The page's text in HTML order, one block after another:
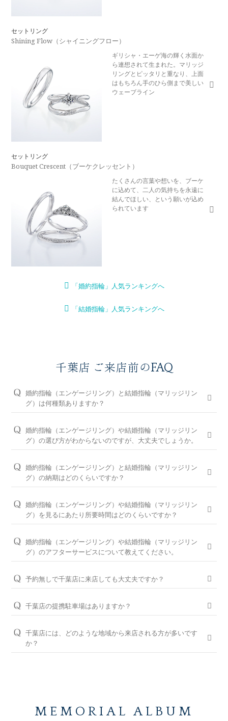
セットリング
Shining Flow（シャイニングフロー）
ギリシャ・エーゲ海の輝く水面か
ら連想されて生まれた。マリッジ
リングとピッタリと重なり、上面
はもちろん手のひら側まで美しい
ウェーブライン
セットリング
Bouquet Crescent（ブーケクレッセント）
たくさんの言葉や想いを、ブーケ
に込めて、二人の気持ちを永遠に
結んでほしい、という願いが込め
られています
「婚約指輪」人気ランキングへ
「結婚指輪」人気ランキングへ
千葉店 ご来店前のFAQ
婚約指輪（エンゲージリング）と結婚指輪（マリッジリン
グ）は何種類ありますか？
のデザインや、シンプルからゴージャスまで、豊富なラインナ
ップをご用意しております。オプションを組み合わせると数万
通りの中から、おふたりらしさを叶える婚約指輪と結婚指輪を
※ホームページで掲載しているのは一部の商品です。
結婚指輪の閲覧人気ランキングはこちら
婚約指輪（エンゲージリング）や結婚指輪（マリッジリン
グ）の選び方がわからないのですが、大丈夫でしょうか。
シェルジュが、普段のイメージやライフスタイル、ご予算等を
お伺いして、ダイヤモンドとデザインをご提案させていただき
ます。
お客様に寄り添い続けてきた銀座ダイヤモンドシライシだから
こそ、骨格×指輪診断で似合うと好きを同時に叶えるパーフェ
クトフィットカウンセリングもございます。銀座ダイヤモンド
ートさせていただきますのでご安心ください。
パーフェクトフィットカウンセリングは全店でお受けできます
パーフェクトフィットカウンセリングと銀座ダイヤモンド
婚約指輪（エンゲージリング）と結婚指輪（マリッジリン
グ）の納期はどのくらいですか？
ステムのため、ご注文いただいてから概ね1か月～2ヶ月程いた
だいております。婚約指輪をプロポーズの際に贈られる場合
は、予定日の2～3ヶ月程前、結婚指輪をご入籍や両家顔合わせ
に余裕を持ってご準備いただくと安心です。
お急ぎの場合はコンシェルジュにご相談ください。
婚約指輪（エンゲージリング）や結婚指輪（マリッジリン
グ）を見るにあたり所要時間はどのくらいですか？
案内が可能ですのでお気軽にお申し付けください。
ご来店予約はこちら
婚約指輪（エンゲージリング）や結婚指輪（マリッジリン
グ）のアフターサービスについて教えてください。
ただけるように、無期限メンテナンスを何度でもお受けできる
「永久保証サービス」を、全国の店舗にてご提供しておりま
お近くの銀座ダイヤモンドシライシの店舗へお気軽にご相談く
ださい。
＜銀座ダイヤモンドシライシの永久保証内容＞
「サイズ直し」「歪み直し」「石揺れ補修」「店頭クリーニン
グ」「再つや消し加工」「再ナノジュエリーコート加工」「レ
予約無しで千葉店に来店しても大丈夫ですか？
WEBでの来店予約がおすすめです。
ジリング）・結婚指輪（マリッジリング）を試着頂いたお客様
には3,000円分のギフトカードをプレゼントしております。
WEBからのご来店予約はこちら
千葉店の提携駐車場はありますか？
提携しております。
※当店ご滞在時間（上限2時間）の無料駐車券発行
千葉店には、どのような地域から来店される方が多いです
か？
MEMORIAL ALBUM